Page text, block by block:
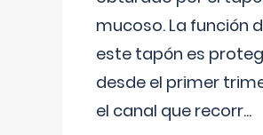
mucoso. La función
este tapón es
desde el primer
el canal que recorr...